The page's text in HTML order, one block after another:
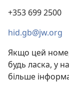
+353 699 2500
hid.gb@jw.org
Якщо цей
будь ласка, у
більше